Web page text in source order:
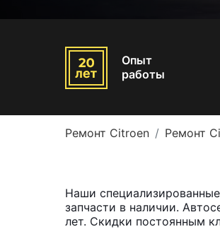
Опыт
работы
Ремонт Citroen Ремонт
Наши
запчасти в наличии.
лет. Скидки постоянным